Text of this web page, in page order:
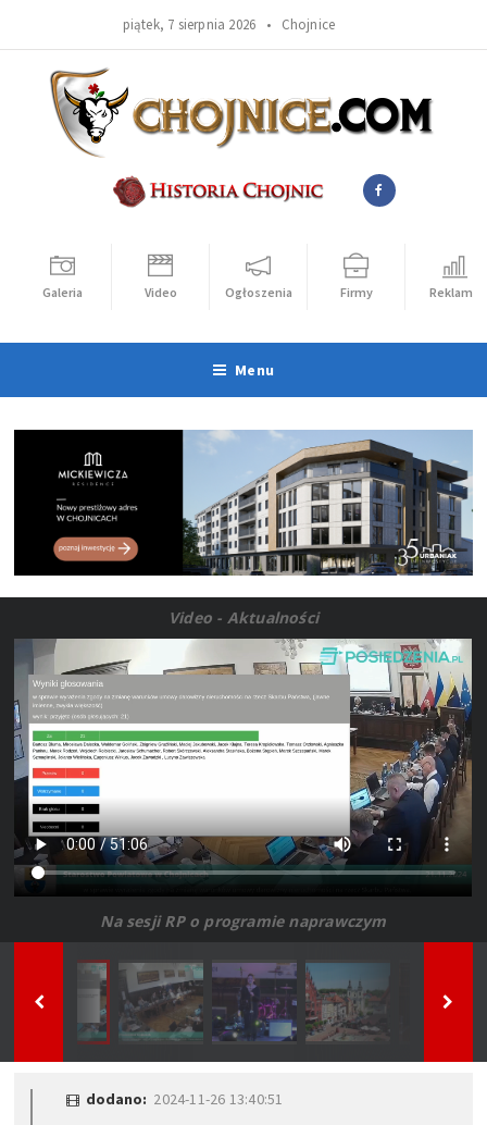
piątek, 7 sierpnia 2026 • Chojnice
Galeria Video Ogłoszenia Firmy Reklama
Menu
Video - Aktualności
Na sesji RP o programie naprawczym
dodano: 2024-11-26 13:40:51